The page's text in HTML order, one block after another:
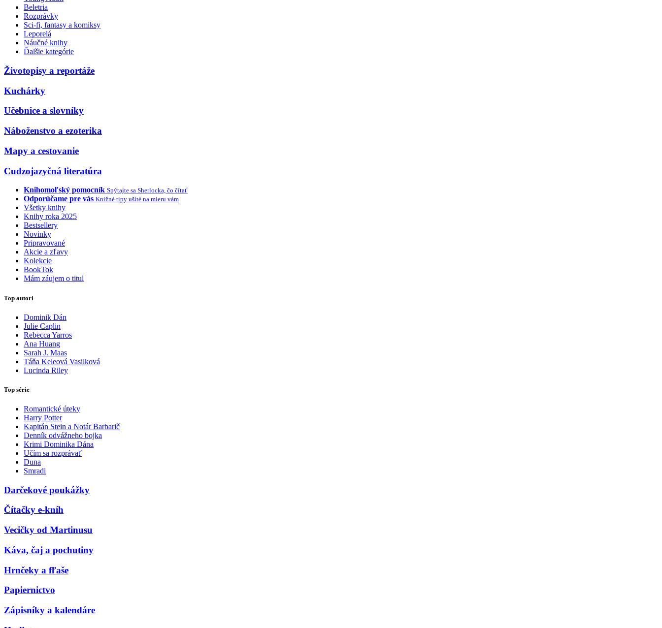
Beletria
Rozprávky
Sci-fi, fantasy a komiksy
Leporelá
Náučné knihy
Ďalšie kategórie
Životopisy a reportáže
Kuchárky
Učebnice a slovníky
Náboženstvo a ezoterika
Mapy a cestovanie
Cudzojazyčná literatúra
Knihomoľský pomocník Spýtajte sa Sherlocka, čo čítať
Odporúčame pre vás Knižné tipy ušité na mieru vám
Všetky knihy
Knihy roka 2025
Bestsellery
Novinky
Pripravované
Akcie a zľavy
Kolekcie
BookTok
Mám záujem o titul
Top autori
Dominik Dán
Julie Caplin
Rebecca Yarros
Ana Huang
Sarah J. Maas
Táňa Keleová Vasilková
Lucinda Riley
Top série
Romantické úteky
Harry Potter
Kapitán Stein a Notár Barbarič
Denník odvážneho bojka
Krimi Dominika Dána
Učím sa rozprávať
Duna
Smradi
Darčekové poukážky
Čítačky e-kníh
Vecičky od Martinusu
Káva, čaj a pochutiny
Hrnčeky a fľaše
Papiernictvo
Zápisníky a kalendáre